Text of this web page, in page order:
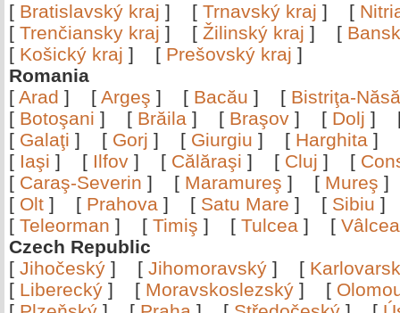
[ Bratislavský kraj ] [ Trnavský kraj ] [
[ Trenčiansky kraj ] [ Žilinský kraj ] [
[ Košický kraj ] [ Prešovský kraj ]
Romania
[ Arad ] [ Argeş ] [ Bacău ] [ Bistriţa-
[ Botoşani ] [ Brăila ] [ Braşov ] [ Dolj ]
[ Galaţi ] [ Gorj ] [ Giurgiu ] [ Harghita ]
[ Iaşi ] [ Ilfov ] [ Călăraşi ] [ Cluj ] [
[ Caraş-Severin ] [ Maramureş ] [ Mureş
[ Olt ] [ Prahova ] [ Satu Mare ] [ Sibiu
[ Teleorman ] [ Timiş ] [ Tulcea ] [
Czech Republic
[ Jihočeský ] [ Jihomoravský ] [
[ Liberecký ] [ Moravskoslezský ] [